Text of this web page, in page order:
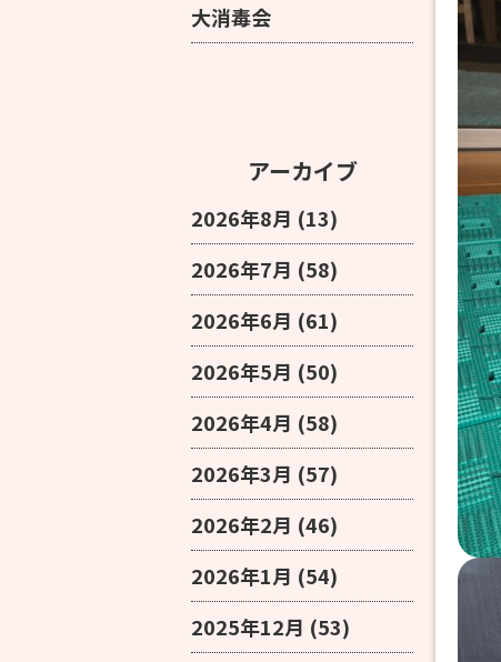
大消毒会
アーカイブ
2026年8月 (13)
2026年7月 (58)
2026年6月 (61)
2026年5月 (50)
2026年4月 (58)
2026年3月 (57)
2026年2月 (46)
2026年1月 (54)
2025年12月 (53)